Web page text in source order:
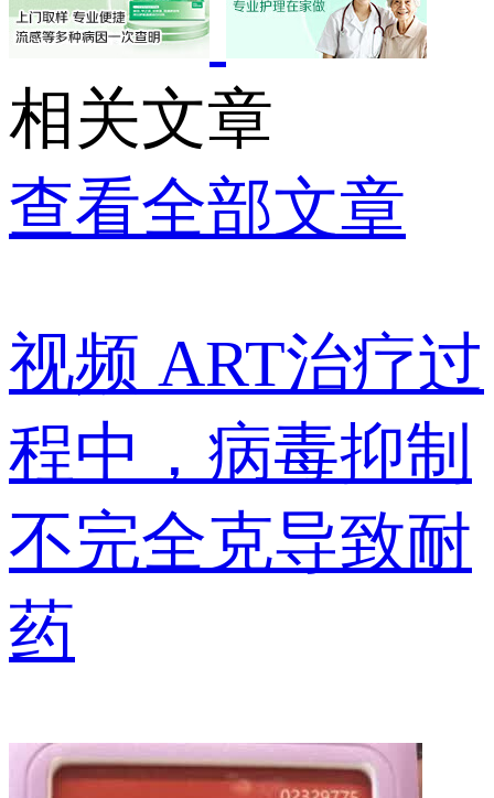
相关文章
查看全部文章
视频 ART治疗过
程中，病毒抑制
不完全克导致耐
药